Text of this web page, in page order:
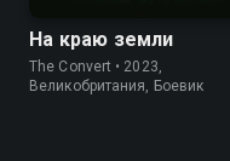
На краю земли
The Convert • 2023,
Великобритания, Боевик